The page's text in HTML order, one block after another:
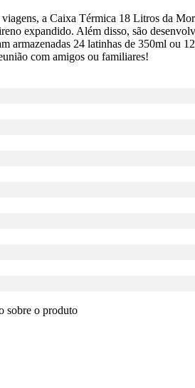
a Caixa Térmica 18 Litros da
expandido. Além disso, são
armazenadas 24 latinhas de 350ml ou
com amigos ou familiares!
sobre o produto